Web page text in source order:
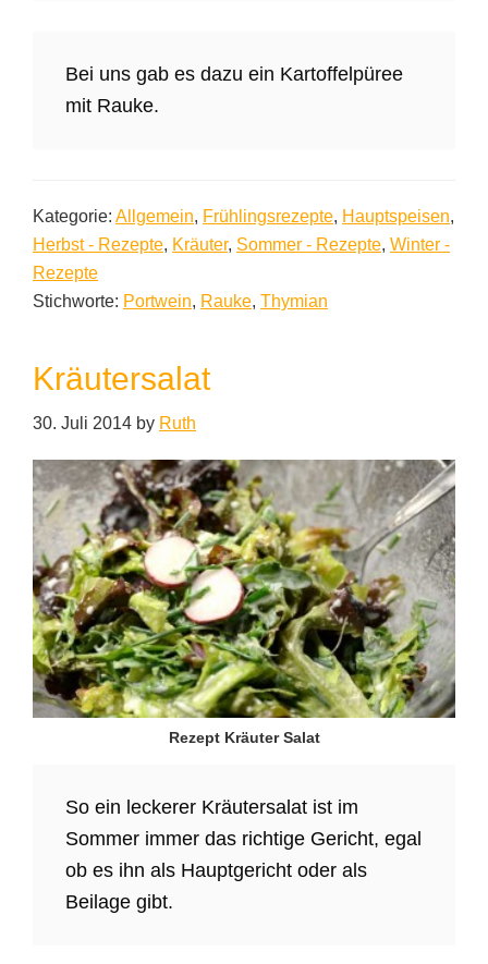
Bei uns gab es dazu ein Kartoffelpüree
mit Rauke.
Kategorie: Allgemein, Frühlingsrezepte, Hauptspeisen,
Herbst - Rezepte, Kräuter, Sommer - Rezepte, Winter -
Rezepte
Stichworte: Portwein, Rauke, Thymian
Kräutersalat
30. Juli 2014 by Ruth
Rezept Kräuter Salat
So ein leckerer Kräutersalat ist im
Sommer immer das richtige Gericht, egal
ob es ihn als Hauptgericht oder als
Beilage gibt.